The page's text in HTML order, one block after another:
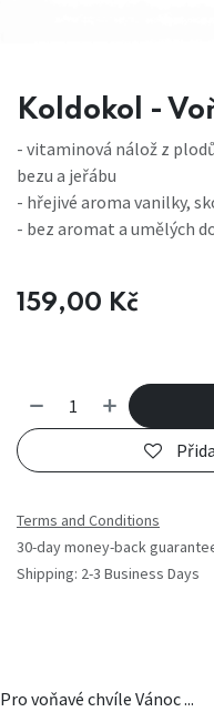
Koldokol -
- vitaminová nálož z
bezu a jeřábu
- hřejivé aroma vanilky,
- bez aromat a umělých
159,00 Kč
Terms and Conditions
30-day money-back
Shipping: 2-3 Business Days
Pro voňavé chvíle Vánoc ...